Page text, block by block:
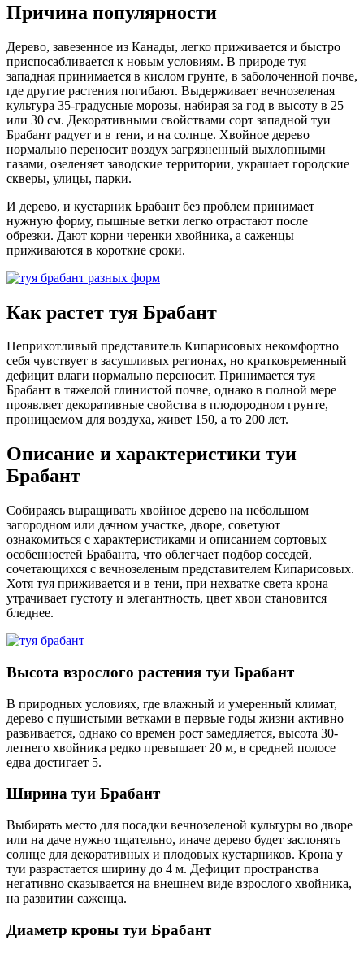
Причина популярности
Дерево, завезенное из Канады, легко приживается и быстро
приспосабливается к новым условиям. В природе туя
западная принимается в кислом грунте, в заболоченной почве,
где другие растения погибают. Выдерживает вечнозеленая
культура 35-градусные морозы, набирая за год в высоту в 25
или 30 см. Декоративными свойствами сорт западной туи
Брабант радует и в тени, и на солнце. Хвойное дерево
нормально переносит воздух загрязненный выхлопными
газами, озеленяет заводские территории, украшает городские
скверы, улицы, парки.
И дерево, и кустарник Брабант без проблем принимает
нужную форму, пышные ветки легко отрастают после
обрезки. Дают корни черенки хвойника, а саженцы
приживаются в короткие сроки.
Как растет туя Брабант
Неприхотливый представитель Кипарисовых некомфортно
себя чувствует в засушливых регионах, но кратковременный
дефицит влаги нормально переносит. Принимается туя
Брабант в тяжелой глинистой почве, однако в полной мере
проявляет декоративные свойства в плодородном грунте,
проницаемом для воздуха, живет 150, а то 200 лет.
Описание и характеристики туи
Брабант
Собираясь выращивать хвойное дерево на небольшом
загородном или дачном участке, дворе, советуют
ознакомиться с характеристиками и описанием сортовых
особенностей Брабанта, что облегчает подбор соседей,
сочетающихся с вечнозеленым представителем Кипарисовых.
Хотя туя приживается и в тени, при нехватке света крона
утрачивает густоту и элегантность, цвет хвои становится
бледнее.
Высота взрослого растения туи Брабант
В природных условиях, где влажный и умеренный климат,
дерево с пушистыми ветками в первые годы жизни активно
развивается, однако со времен рост замедляется, высота 30-
летнего хвойника редко превышает 20 м, в средней полосе
едва достигает 5.
Ширина туи Брабант
Выбирать место для посадки вечнозеленой культуры во дворе
или на даче нужно тщательно, иначе дерево будет заслонять
солнце для декоративных и плодовых кустарников. Крона у
туи разрастается ширину до 4 м. Дефицит пространства
негативно сказывается на внешнем виде взрослого хвойника,
на развитии саженца.
Диаметр кроны туи Брабант